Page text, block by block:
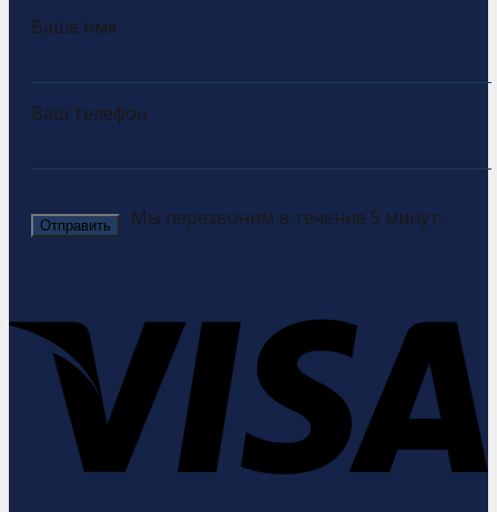
Ваше имя
Ваш телефон
Мы перезвоним в течение 5 минут.